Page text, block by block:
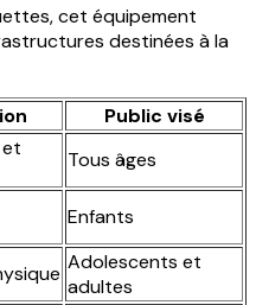
cet équipement
destinées à la
Public visé
Tous âges
Enfants
Adolescents et
adultes